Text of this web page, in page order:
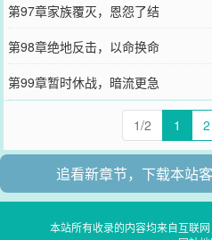
第97章家族覆灭，恩怨了结
第98章绝地反击，以命换命
第99章暂时休战，暗流更急
1/2 1 2
追看新章节，下载本站
本站所有收录的内容均来自互联网